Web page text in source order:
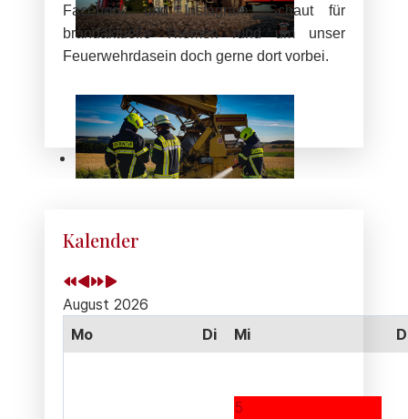
Facebook und Instagram. Schaut für
brandaktuelle Themen rund um unser
Feuerwehrdasein doch gerne dort vorbei.
Kalender
JahrMonat
JahrMonat
August 2026
Mo
Di Mi
5